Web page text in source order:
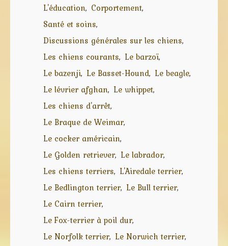
L'éducation Corportement
Santé et soins
Discussions générales sur les chiens
Les chiens courants Le barzoï
Le bazenji Le Basset-Hound Le beagle
Le lévrier afghan Le whippet
Les chiens d'arrêt
Le Braque de Weimar
Le cocker américain
Le Golden retriever Le labrador
Les chiens terriers L'Airedale terrier
Le Bedlington terrier Le Bull terrier
Le Cairn terrier
Le Fox-terrier à poil dur
Le Norfolk terrier Le Norwich terrier